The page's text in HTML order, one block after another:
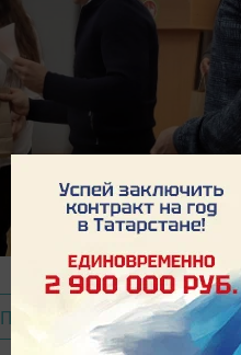
Перейти на страницу новости